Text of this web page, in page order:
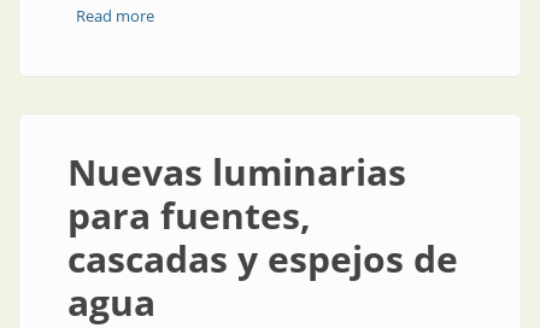
Read moreabout Proyectos exitosos de cableado en diversas
Nuevas luminarias
para fuentes,
cascadas y espejos de
agua